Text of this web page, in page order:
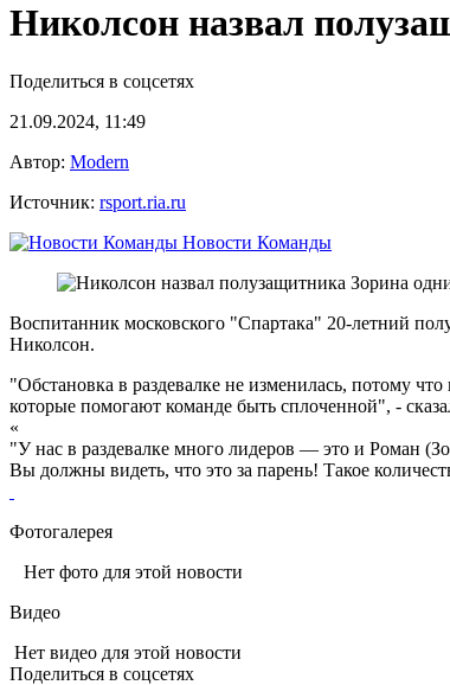
Николсон назвал
Поделиться в соцсетях
21.09.2024, 11:49
Автор: Modern
Источник: rsport.ria.ru
Новости Команды
Воспитанник московского "Спартака" 20-летний
Николсон.
"Обстановка в раздевалке не изменилась, потому
которые помогают команде быть сплоченной", -
«
"У нас в раздевалке много лидеров — это и Роман
Вы должны видеть, что это за парень! Такое
Фотогалерея
Нет фото для этой новости
Видео
Нет видео для этой новости
Поделиться в соцсетях